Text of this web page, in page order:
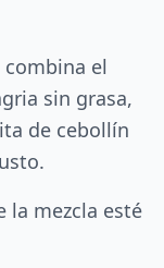
combina el
sin grasa,
de cebollín
la mezcla esté